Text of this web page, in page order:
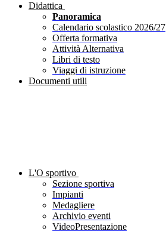
Didattica
Panoramica
Calendario scolastico 2026/27
Offerta formativa
Attività Alternativa
Libri di testo
Viaggi di istruzione
Documenti utili
L'O sportivo
Sezione sportiva
Impianti
Medagliere
Archivio eventi
VideoPresentazione